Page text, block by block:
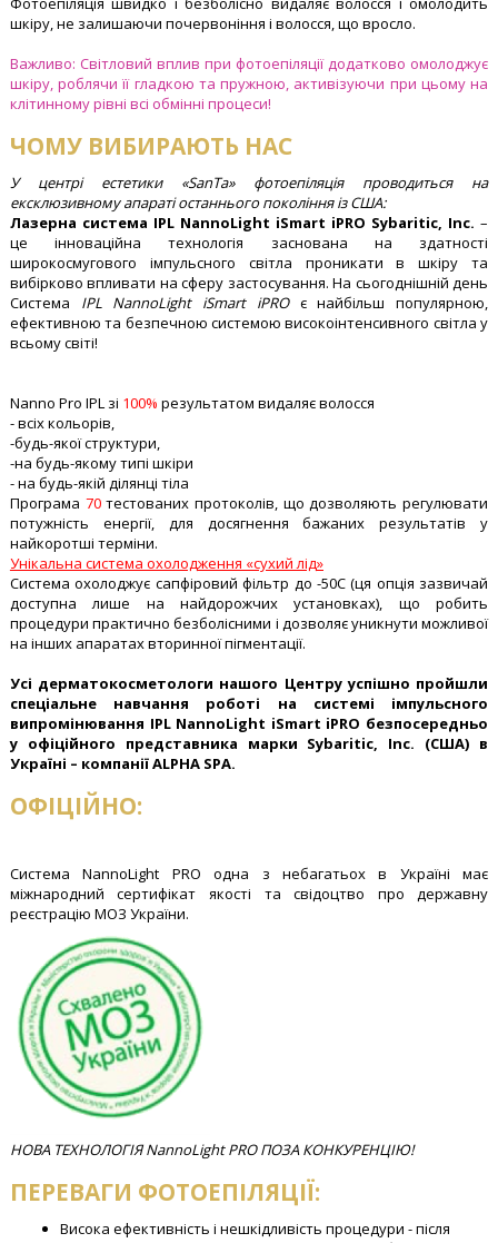
шкіру, не залишаючи почервоніння і волосся, що вросло.
Важливо: Світловий вплив при фотоепіляції додатково омолоджує
шкіру, роблячи її гладкою та пружною, активізуючи при цьому на
клітинному рівні всі обмінні процеси!
ЧОМУ ВИБИРАЮТЬ НАС
У центрі естетики «SanTa» фотоепіляція проводиться на
ексклюзивному апараті останнього покоління із США:
Лазерна система IPL NannoLight iSmart iPRO Sybaritic, Inc. –
це інноваційна технологія заснована на здатності
широкосмугового імпульсного світла проникати в шкіру та
вибірково впливати на сферу застосування. На сьогоднішній день
Система IPL NannoLight iSmart iPROє найбільш популярною,
ефективною та безпечною системою високоінтенсивного світла у
всьому світі!
Nanno Pro IPL зі 100% результатом видаляє волосся
- всіх кольорів,
-будь-якої структури,
-на будь-якому типі шкіри
- на будь-якій ділянці тіла
Програма 70тестованих протоколів, що дозволяють регулювати
потужність енергії, для досягнення бажаних результатів у
найкоротші терміни.
Унікальна система охолодження «сухий лід»
Система охолоджує сапфіровий фільтр до -50С (ця опція зазвичай
доступна лише на найдорожчих установках), що робить
процедури практично безболісними і дозволяє уникнути можливої
на інших апаратах вторинної пігментації.
Усі дерматокосметологи нашого Центру успішно пройшли
спеціальне навчання роботі на системі імпульсного
випромінювання IPL NannoLight iSmart iPRO безпосередньо
у офіційного представника марки Sybaritic, Inc. (США) в
Україні – компанії ALPHA SPA.
ОФІЦІЙНО:
Система NannoLight PRO одна з небагатьох в Україні має
міжнародний сертифікат якості та свідоцтво про державну
реєстрацію МОЗ України.
НОВА ТЕХНОЛОГІЯ NannoLight PRO ПОЗА КОНКУРЕНЦІЮ!
ПЕРЕВАГИ ФОТОЕПІЛЯЦІЇ:
Висока ефективність і нешкідливість процедури - після